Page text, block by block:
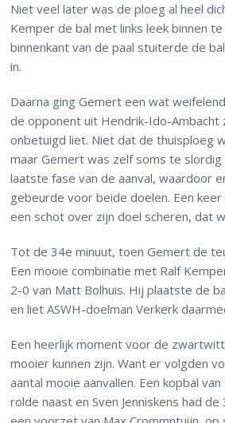
Niet veel later was de ploeg al heel
Kemper de bal met links leek binnen te
binnenkant van de paal stuiterde de
in.
Daarna ging Gemert een wat
de opponent uit Hendrik-Ido-Ambacht
onbetuigd liet. Niet dat de thuisploeg
maar Gemert was zelf soms te
laatste fase van de aanval, waardoor
gebeurde voor beide doelen. Een keer
een schot over zijn doel scheren, dat
Tot de 34e minuut, toen Gemert de
Een mooie combinatie met Ralf
2-0 van Matt Bolhuis. Hij plaatste de
en liet ASWH-doelman Verkerk
Een heerlijk moment voor de
mooier kunnen zijn. Want er volgden
aantal mooie aanvallen. Een kopbal
rolde naast en Sven Jenniskens had